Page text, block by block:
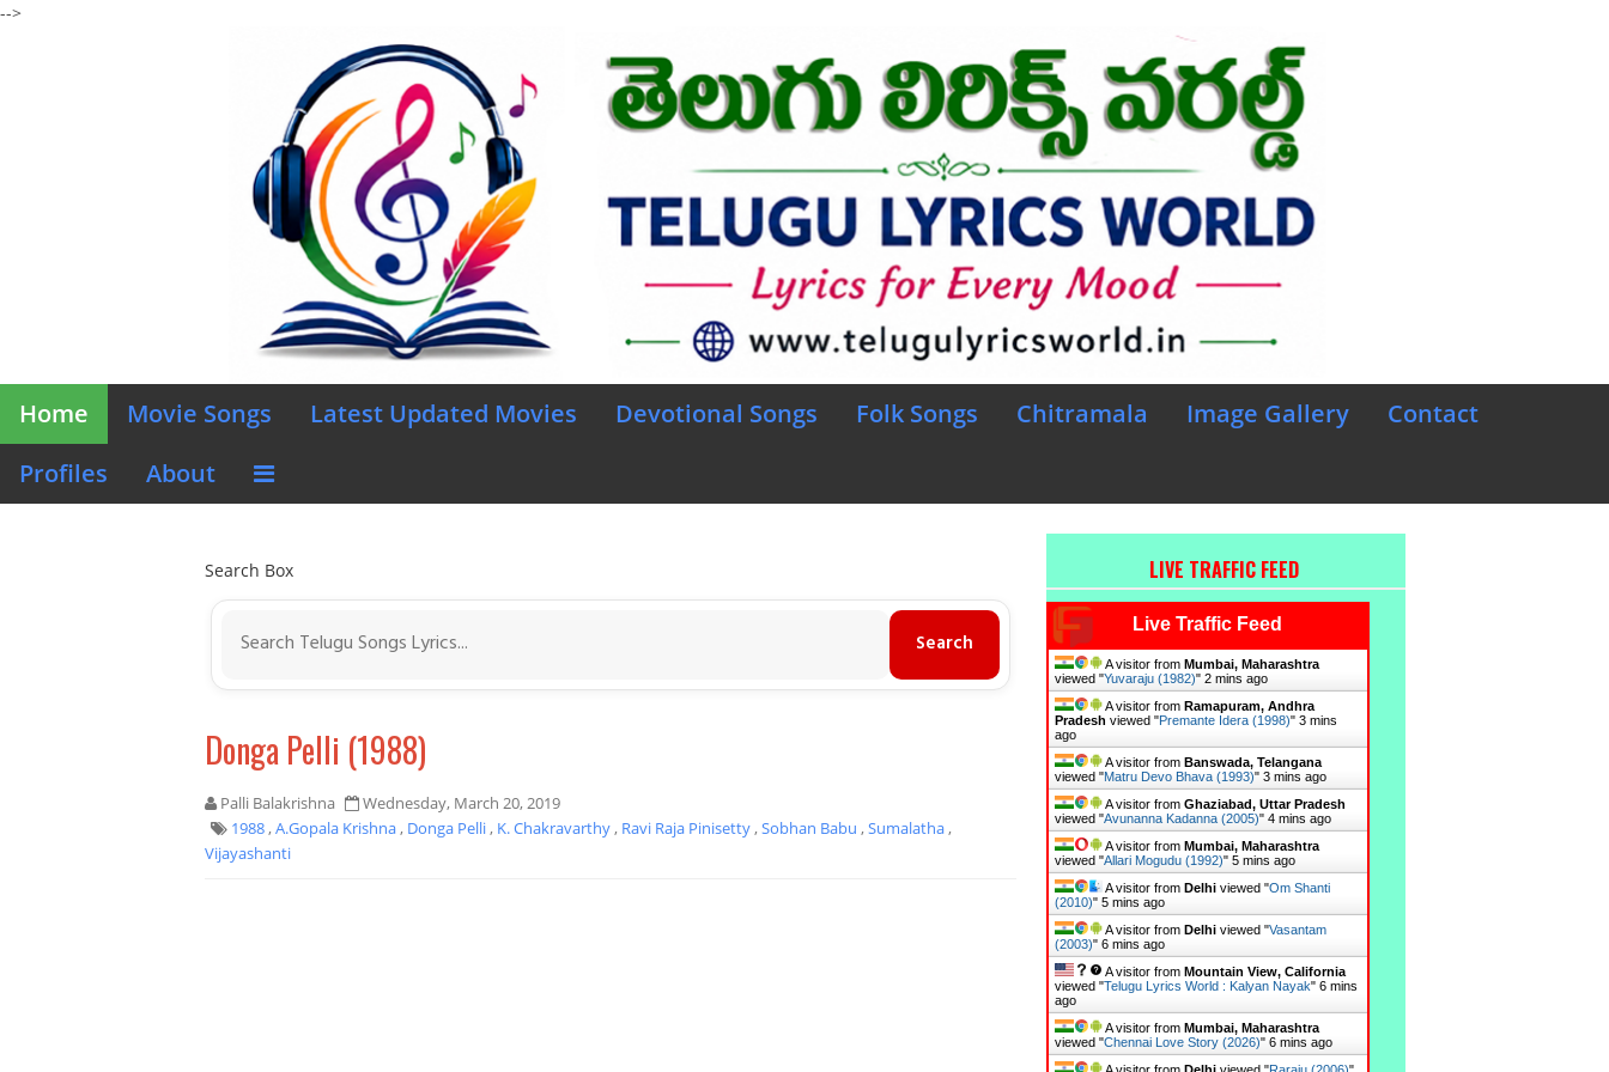
-->
Home Movie Songs Latest Updated Movies Devotional Songs Folk Songs Chitramala Image Gallery
Contact
Profiles
About
Search Box
Donga Pelli (1988)
Palli Balakrishna
Wednesday, March 20, 2019
1988,A.Gopala Krishna, Donga Pelli, K. Chakravarthy, Ravi Raja Pinisetty,Sobhan Babu ,Sumalatha,
Vijayashanti
LIVE TRAFFIC FEED
Live Traffic Feed
A visitor from Mumbai, Maharashtra
viewed "Yuvaraju (1982)" 2 mins ago
A visitor from Ramapuram, Andhra
Pradesh viewed "Premante Idera (1998)" 3 mins
ago
A visitor from Banswada, Telangana
viewed "Matru Devo Bhava (1993)" 3 mins ago
A visitor from Ghaziabad, Uttar Pradesh
viewed "Avunanna Kadanna (2005)" 4 mins ago
A visitor from Mumbai, Maharashtra
viewed "Allari Mogudu (1992)" 5 mins ago
A visitor from Delhiviewed "Om Shanti
(2010)" 5 mins ago
A visitor from Delhiviewed "Vasantam
(2003)" 6 mins ago
A visitor from Mountain View, California
viewed "Telugu Lyrics World : Kalyan Nayak" 6 mins
ago
A visitor from Mumbai, Maharashtra
viewed "Chennai Love Story (2026)" 6 mins ago